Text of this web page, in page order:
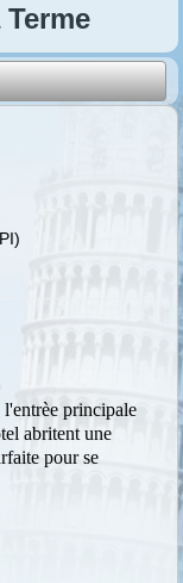
principale
abritent une
pour se